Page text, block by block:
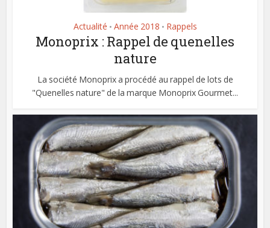
Actualité • Année 2018 • Rappels
Monoprix : Rappel de quenelles
nature
La société Monoprix a procédé au rappel de lots de
"Quenelles nature" de la marque Monoprix Gourmet...